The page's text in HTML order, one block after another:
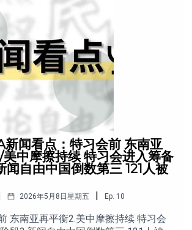
及地缘政治的深层矛盾仍难以化解。
新闻看点：特习会前 东南亚
中摩擦持续 特习会进入筹备
闻自由中国倒数第三 121人被
2026年5月8日星期五 Ep. 10
东南亚再平衡2.美中摩擦持续 特习会